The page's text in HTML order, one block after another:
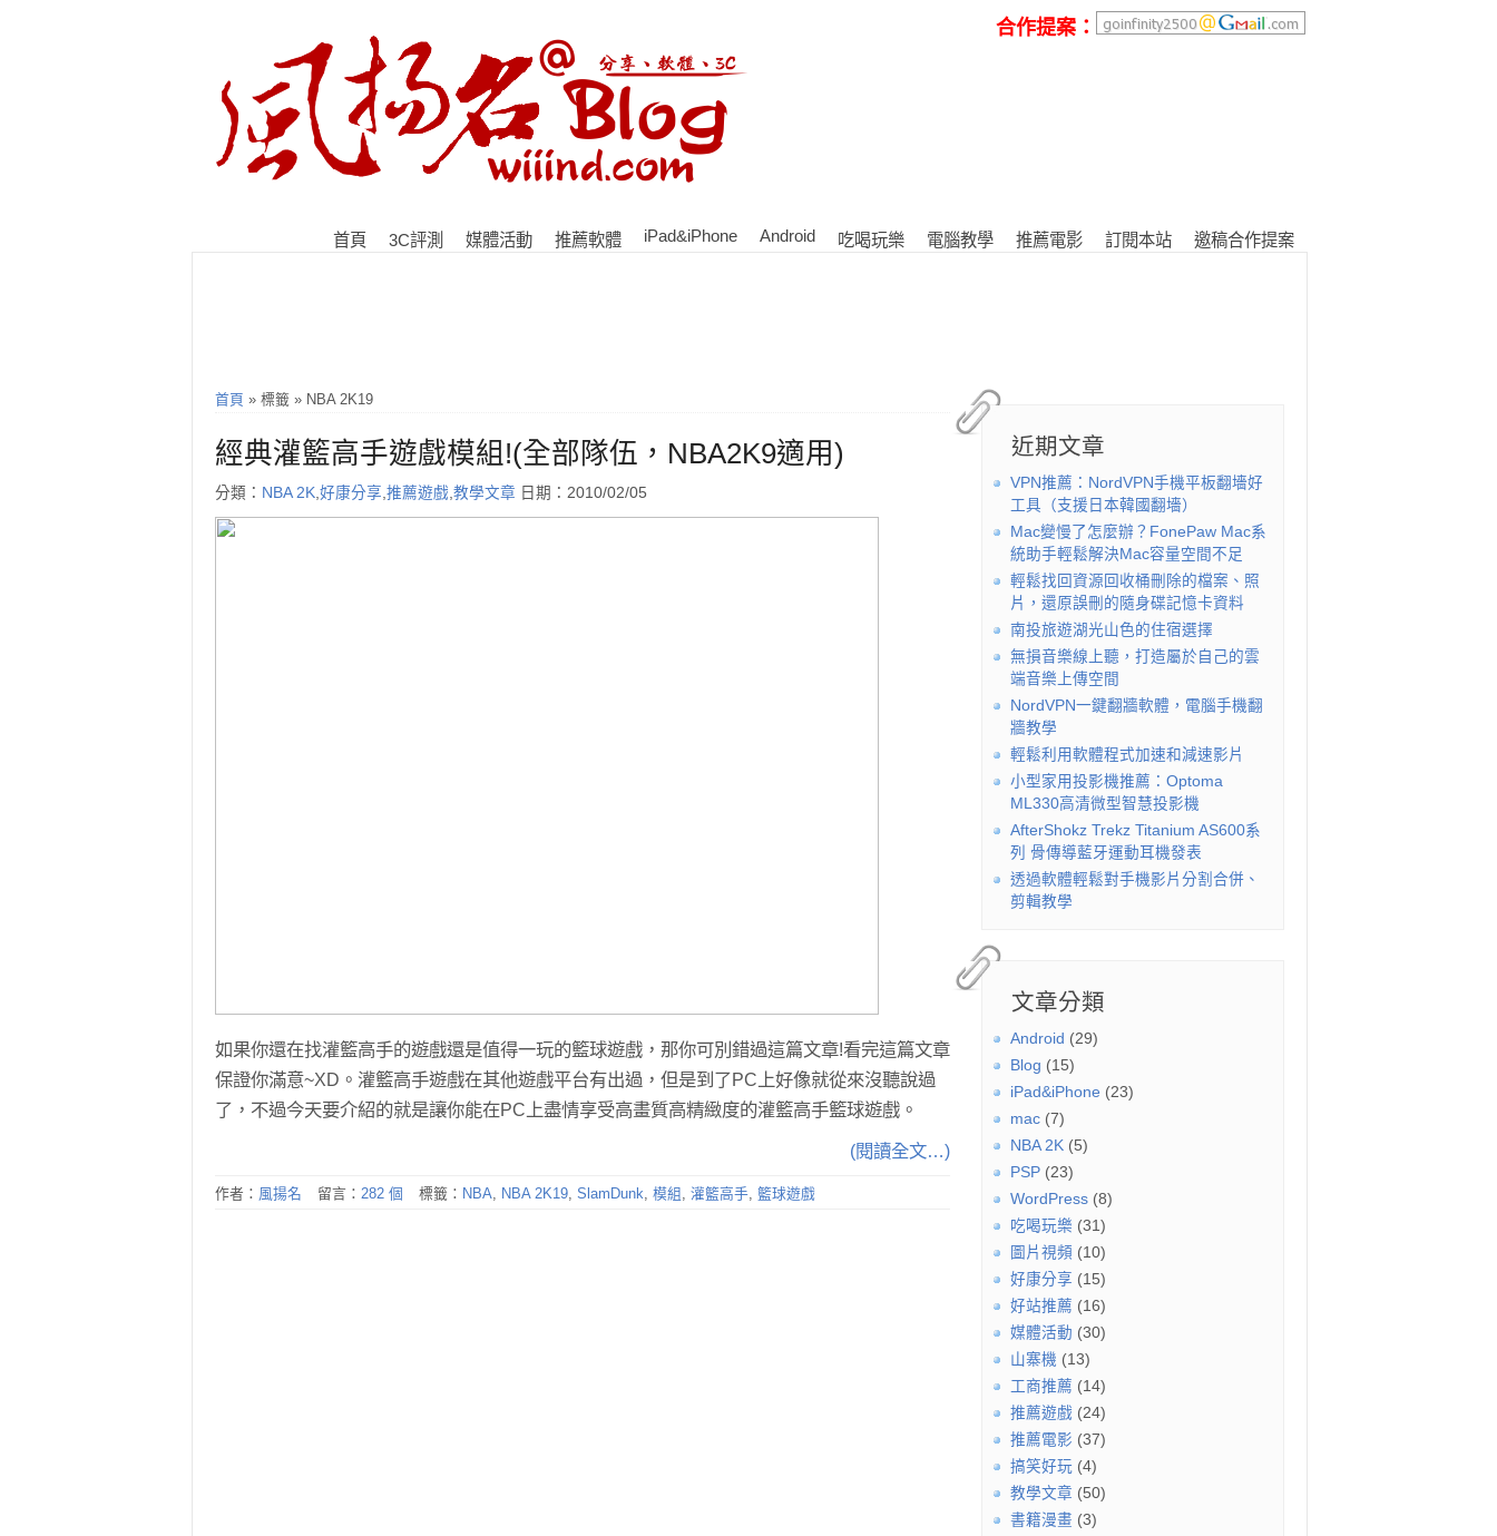
合作提案：
首頁 3C評測 媒體活動 推薦軟體 iPad&iPhone Android 吃喝玩樂 電腦教學 推薦電影 訂閱本站 邀稿合作提案
近期文章
VPN推薦：NordVPN手機平板翻墻好
工具（支援日本韓國翻墻）
Mac變慢了怎麼辦？FonePaw Mac系
統助手輕鬆解決Mac容量空間不足
輕鬆找回資源回收桶刪除的檔案、照
片，還原誤刪的隨身碟記憶卡資料
南投旅遊湖光山色的住宿選擇
無損音樂線上聽，打造屬於自己的雲
端音樂上傳空間
NordVPN一鍵翻牆軟體，電腦手機翻
牆教學
輕鬆利用軟體程式加速和減速影片
小型家用投影機推薦：Optoma
ML330高清微型智慧投影機
AfterShokz Trekz Titanium AS600系
列 骨傳導藍牙運動耳機發表
透過軟體輕鬆對手機影片分割合併、
剪輯教學
文章分類
Android (29)
Blog (15)
iPad&iPhone (23)
mac (7)
NBA 2K (5)
PSP (23)
WordPress (8)
吃喝玩樂 (31)
圖片視頻 (10)
好康分享 (15)
好站推薦 (16)
媒體活動 (30)
山寨機 (13)
工商推薦 (14)
推薦遊戲 (24)
推薦電影 (37)
搞笑好玩 (4)
教學文章 (50)
書籍漫畫 (3)
首頁 » 標籤 » NBA 2K19
經典灌籃高手遊戲模組!(全部隊伍，NBA2K9適用)
分類： NBA 2K,好康分享,推薦遊戲,教學文章 日期：2010/02/05
如果你還在找灌籃高手的遊戲還是值得一玩的籃球遊戲，那你可別錯過這篇文章!看完這篇文章
保證你滿意~XD。灌籃高手遊戲在其他遊戲平台有出過，但是到了PC上好像就從來沒聽說過
了，不過今天要介紹的就是讓你能在PC上盡情享受高畫質高精緻度的灌籃高手籃球遊戲。
(閱讀全文…)
作者： 風揚名 留言： 282 個 標籤： NBA, NBA 2K19, SlamDunk, 模組 , 灌籃高手, 籃球遊戲